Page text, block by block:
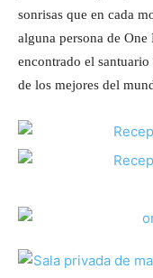
sonrisas que en cada
alguna persona de
encontrado el
de los mejores del